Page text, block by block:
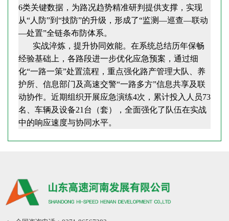
6类关键数据，为路况趋势精准研判提供支撑，实现
从“人防”到“技防”的升级，形成了“监测—巡查—联动
—处置”全链条布防体系。
实战淬炼，提升协同效能。在系统总结历年保畅
经验基础上，各路段进一步优化应急预案，通过细
化“一路一策”处置流程，重点强化路产管理大队、养
护所、信息部门及高速交警“一路多方”信息共享及联
动协作。近期组织开展应急演练4次，累计投入人员73
名、车辆及设备21台（套），全面强化了队伍在实战
中的响应速度与协同水平。